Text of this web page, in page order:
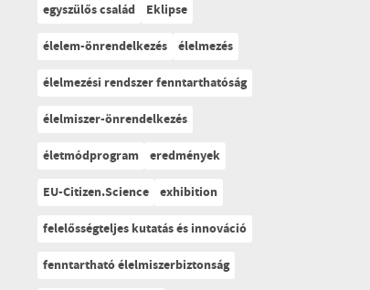
egyszülős család
Eklipse
élelem-önrendelkezés
élelmezés
élelmezési rendszer fenntarthatóság
élelmiszer-önrendelkezés
életmódprogram
eredmények
EU-Citizen.Science
exhibition
felelősségteljes kutatás és innováció
fenntartható élelmiszerbiztonság